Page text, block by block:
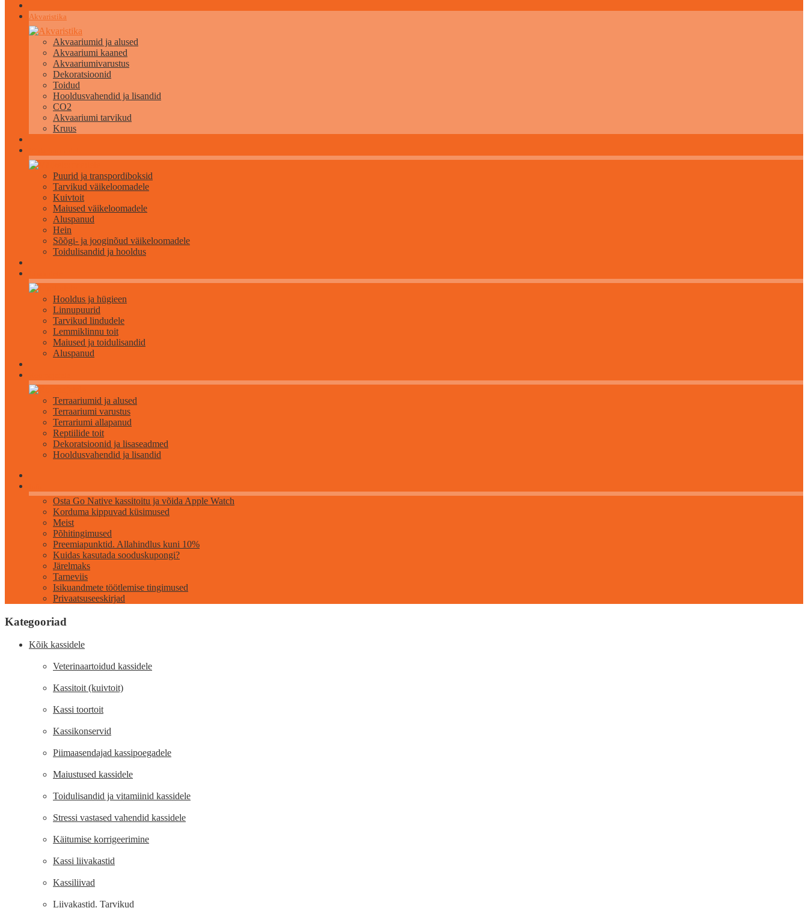
Akvaristika
Akvaariumid ja alused
Akvaariumi kaaned
Akvaariumivarustus
Dekoratsioonid
Toidud
Hooldusvahendid ja lisandid
CO2
Akvaariumi tarvikud
Kruus
Puurid ja transpordiboksid
Tarvikud väikeloomadele
Kuivtoit
Maiused väikeloomadele
Aluspanud
Hein
Sõõgi- ja jooginõud väikeloomadele
Toidulisandid ja hooldus
Hooldus ja hügieen
Linnupuurid
Tarvikud lindudele
Lemmiklinnu toit
Maiused ja toidulisandid
Aluspanud
Terraariumid ja alused
Terraariumi varustus
Terrariumi allapanud
Reptiilide toit
Dekoratsioonid ja lisaseadmed
Hooldusvahendid ja lisandid
Osta Go Native kassitoitu ja võida Apple Watch
Korduma kippuvad küsimused
Meist
Põhitingimused
Preemiapunktid. Allahindlus kuni 10%
Kuidas kasutada sooduskupongi?
Järelmaks
Tarneviis
Isikuandmete töötlemise tingimused
Privaatsuseeskirjad
Kategooriad
Kõik kassidele
Veterinaartoidud kassidele
Kassitoit (kuivtoit)
Kassi toortoit
Kassikonservid
Piimaasendajad kassipoegadele
Maiustused kassidele
Toidulisandid ja vitamiinid kassidele
Stressi vastased vahendid kassidele
Käitumise korrigeerimine
Kassi liivakastid
Kassiliivad
Liivakastid. Tarvikud